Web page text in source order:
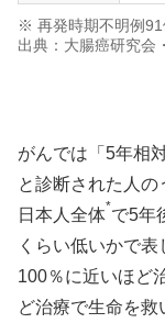
※ 再発時期不明例
出典：大腸癌研究
がんでは「5年相
と診断された人の
日本人全体*で5年
くらい低いかで表
100％に近いほど
ど治療で生命を救